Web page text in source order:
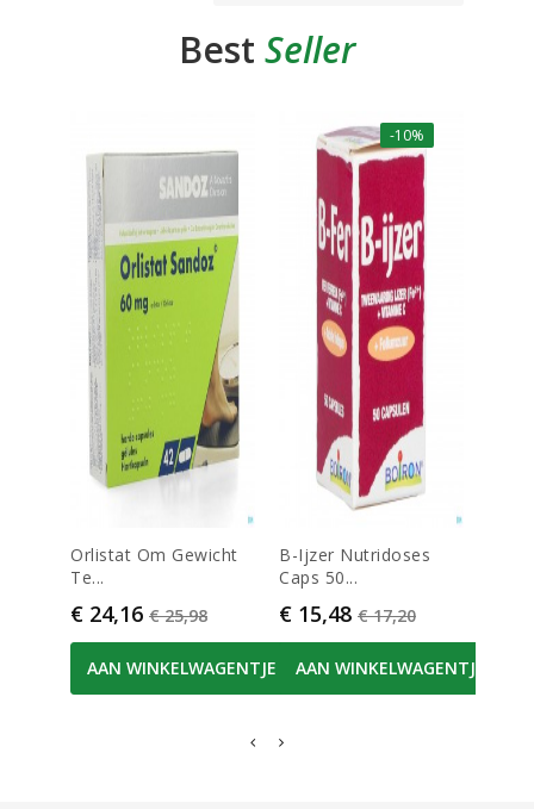
Best Seller
Orlistat Om Gewicht
Te...
Prijs
€ 24,16 Normale prijs
€ 25,98
AAN WINKELWAGENTJE
-10%
B-Ijzer Nutridoses
Caps 50...
Prijs
€ 15,48 Normale prijs
€ 17,20
AAN WINKELWAGENTJE